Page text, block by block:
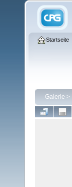
Startseite
Galerie >